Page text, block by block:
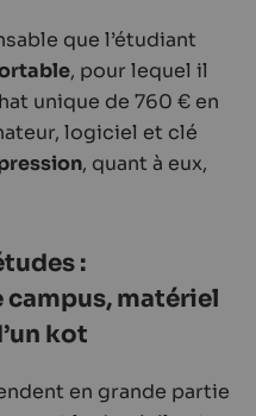
que l’étudiant
, pour lequel il
unique de 760 € en
logiciel et clé
, quant à eux,
:
campus, matériel
kot
en grande partie